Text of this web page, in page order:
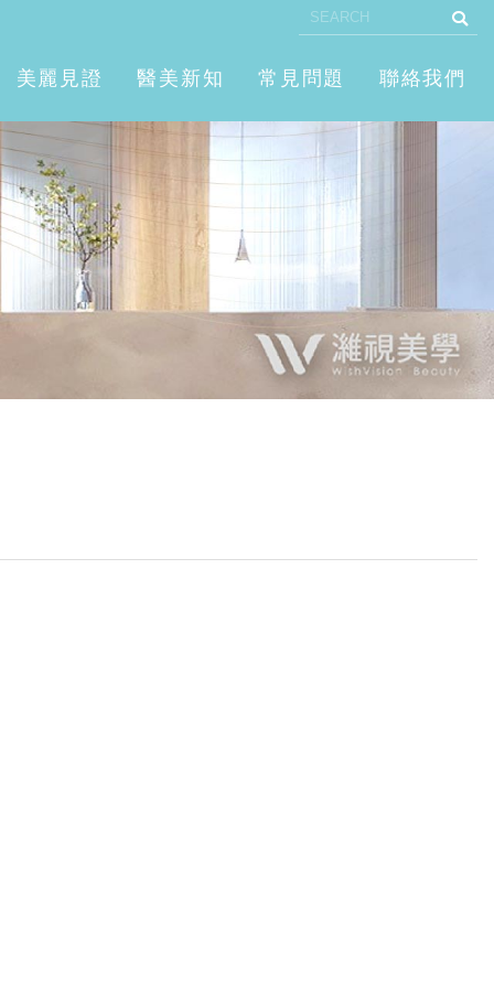
美麗見證 醫美新知 常見問題 聯絡我們